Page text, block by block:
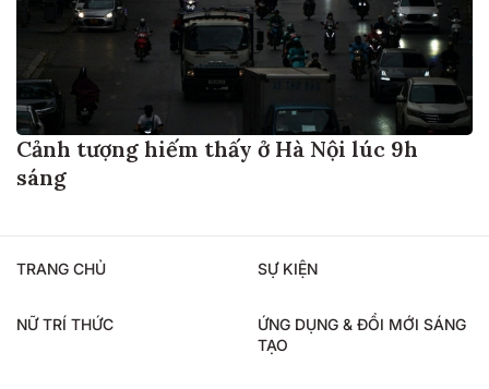
Cảnh tượng hiếm thấy ở Hà Nội lúc 9h
sáng
TRANG CHỦ SỰ KIỆN
NỮ TRÍ THỨC
ỨNG DỤNG & ĐỔI MỚI SÁNG
TẠO